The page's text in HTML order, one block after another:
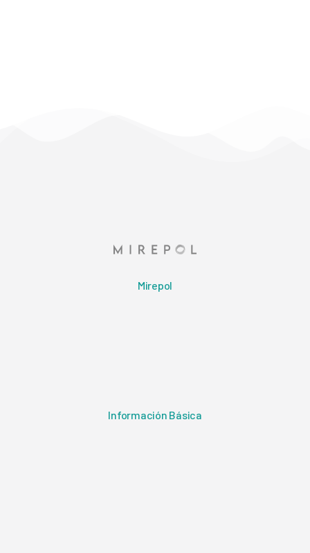
Mirepol
Información Básica